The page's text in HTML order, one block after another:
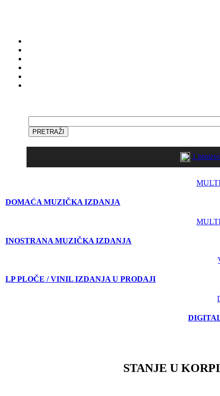
1
DOMAĆA MUZIČKA IZDANJA
INOSTRANA MUZIČKA IZDANJA
LP PLOČE / VINIL IZDANJA U PRODAJI
STANJE U KORPI